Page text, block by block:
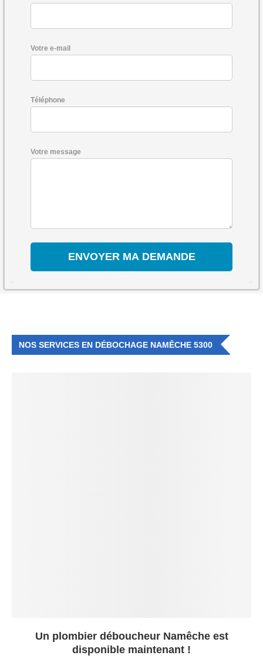
Votre e-mail
Téléphone
Votre message
NOS SERVICES EN DÉBOCHAGE NAMÊCHE 5300
Un plombier déboucheur Namêche est
disponible maintenant !